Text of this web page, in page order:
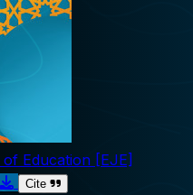
Education [EJE]
Cite